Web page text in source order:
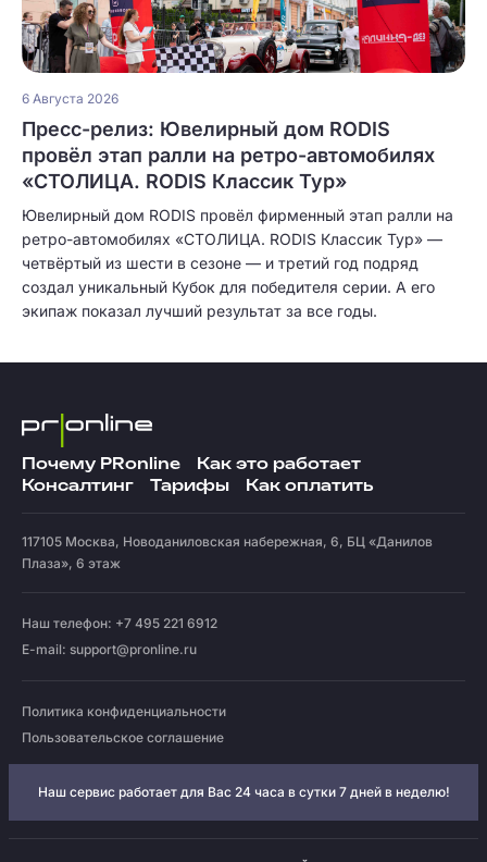
6 Августа 2026
Пресс-релиз: Ювелирный дом RODIS
провёл этап ралли на ретро-автомобилях
«СТОЛИЦА. RODIS Классик Тур»
Ювелирный дом RODIS провёл фирменный этап ралли на
ретро-автомобилях «СТОЛИЦА. RODIS Классик Тур» —
четвёртый из шести в сезоне — и третий год подряд
создал уникальный Кубок для победителя серии. А его
экипаж показал лучший результат за все годы.
Почему PRonline
Как это работает
Консалтинг
Тарифы Как оплатить
117105 Москва, Новоданиловская набережная, 6, БЦ «Данилов
Плаза», 6 этаж
Наш телефон: +7 495 221 6912
E-mail: support@pronline.ru
Политика конфиденциальности
Пользовательское соглашение
Наш сервис работает для Вас 24 часа в сутки 7 дней в неделю!